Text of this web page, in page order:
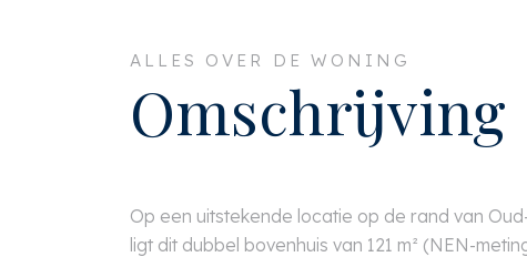
ALLES OVER DE WONING
Omschrijving
Op een uitstekende locatie op de rand van
ligt dit dubbel bovenhuis van 121 m² (NEN-